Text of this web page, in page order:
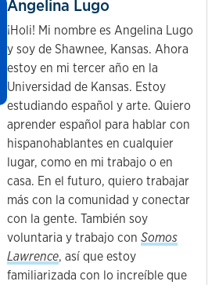
Angelina Lugo
¡Holi! Mi nombre es Angelina Lugo
y soy de Shawnee, Kansas. Ahora
estoy en mi tercer año en la
Universidad de Kansas. Estoy
estudiando español y arte. Quiero
aprender español para hablar con
hispanohablantes en cualquier
lugar, como en mi trabajo o en
casa. En el futuro, quiero trabajar
más con la comunidad y conectar
con la gente. También soy
voluntaria y trabajo con Somos
Lawrence, así que estoy
familiarizada con lo increíble que